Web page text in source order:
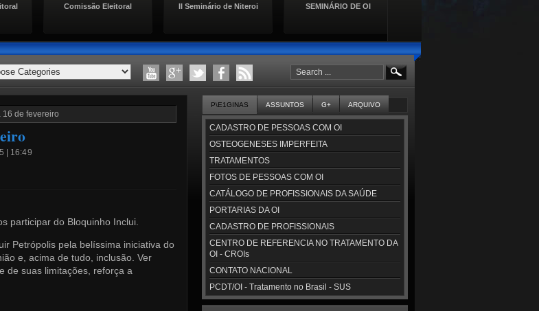
Comissão Eleitoral II Seminário de Niteroi SEMINÁRIO DE OI
de fevereiro
| 16:49
participar do Bloquinho Inclui.
Petrópolis pela belíssima iniciativa do
e, acima de tudo, inclusão. Ver
de suas limitações, reforça a
P\E1GINAS ASSUNTOS G+ ARQUIVO
CADASTRO DE PESSOAS COM OI
OSTEOGENESES IMPERFEITA
TRATAMENTOS
FOTOS DE PESSOAS COM OI
CATÁLOGO DE PROFISSIONAIS DA SAÚDE
PORTARIAS DA OI
CADASTRO DE PROFISSIONAIS
CENTRO DE REFERENCIA NO TRATAMENTO DA
OI - CROIs
CONTATO NACIONAL
PCDT/OI - Tratamento no Brasil - SUS